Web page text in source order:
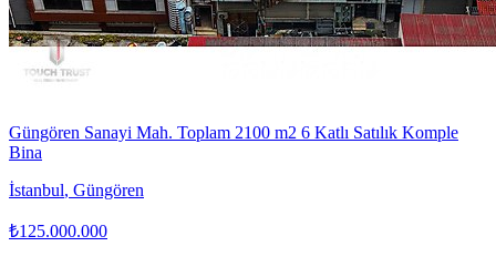
Güngören Sanayi Mah. Toplam 2100 m2 6 Katlı Satılık Komple
Bina
İstanbul, Güngören
₺125.000.000